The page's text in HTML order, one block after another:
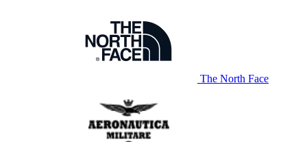
The North Face